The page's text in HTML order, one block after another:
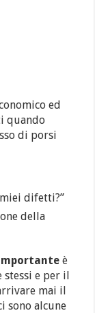
ed
quando
di porsi
difetti?”
della
è
stessi e per il
mai il
sono alcune